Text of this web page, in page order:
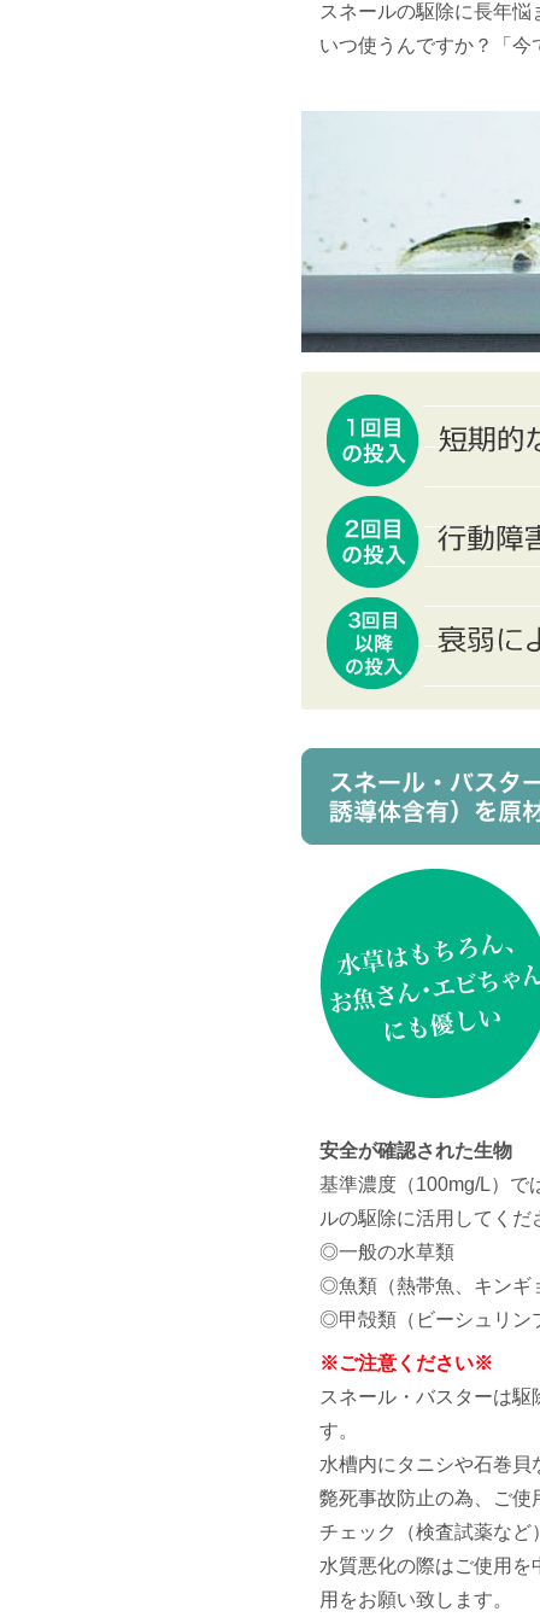
スネールの駆除に長年
いつ使うんですか？「今
安全が確認された生物
基準濃度（100mg/L）で
ルの駆除に活用してくだ
◎一般の水草類
◎魚類（熱帯魚、キンギ
◎甲殻類（ビーシュリン
※ご注意ください※
スネール・バスターは
す。
水槽内にタニシや石巻
斃死事故防止の為、ご使
チェック（検査試薬など
水質悪化の際はご使用
用をお願い致します。